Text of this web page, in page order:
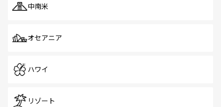
中南米
オセアニア
ハワイ
リゾート